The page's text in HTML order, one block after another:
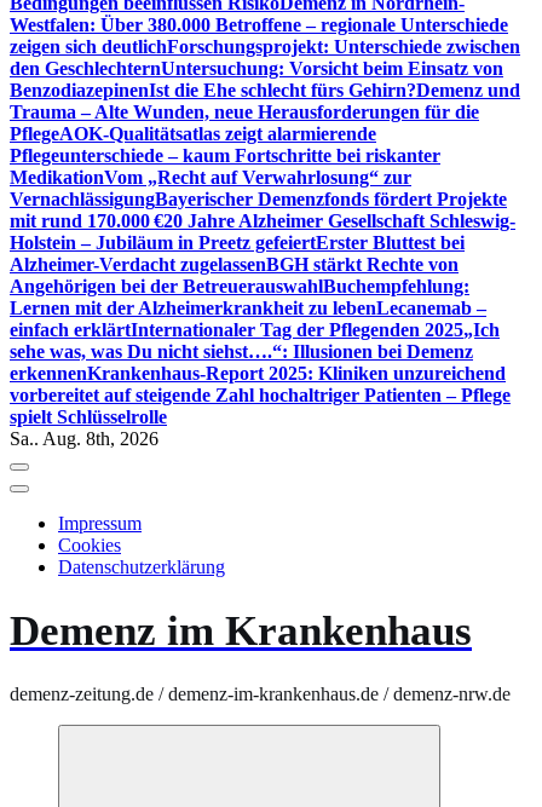
Westfalen: Über 380.000 Betroffene – regionale Unterschiede
zeigen sich deutlichForschungsprojekt: Unterschiede zwischen
den GeschlechternUntersuchung: Vorsicht beim Einsatz von
BenzodiazepinenIst die Ehe schlecht fürs Gehirn?Demenz und
Trauma – Alte Wunden, neue Herausforderungen für die
PflegeAOK-Qualitätsatlas zeigt alarmierende
Pflegeunterschiede – kaum Fortschritte bei riskanter
MedikationVom „Recht auf Verwahrlosung“ zur
VernachlässigungBayerischer Demenzfonds fördert Projekte
mit rund 170.000 €20 Jahre Alzheimer Gesellschaft Schleswig-
Holstein – Jubiläum in Preetz gefeiertErster Bluttest bei
Alzheimer-Verdacht zugelassenBGH stärkt Rechte von
Angehörigen bei der BetreuerauswahlBuchempfehlung:
Lernen mit der Alzheimerkrankheit zu lebenLecanemab –
einfach erklärtInternationaler Tag der Pflegenden 2025„Ich
sehe was, was Du nicht siehst….“: Illusionen bei Demenz
erkennenKrankenhaus-Report 2025: Kliniken unzureichend
vorbereitet auf steigende Zahl hochaltriger Patienten – Pflege
spielt Schlüsselrolle
Sa.. Aug. 8th, 2026
Impressum
Cookies
Datenschutzerklärung
Demenz im Krankenhaus
demenz-zeitung.de / demenz-im-krankenhaus.de / demenz-nrw.de